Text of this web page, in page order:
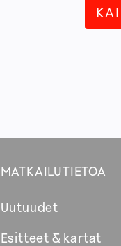
MATKAILUTIETOA
Uutuudet
Esitteet & kartat